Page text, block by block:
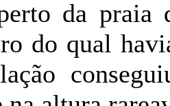
da praia
do qual